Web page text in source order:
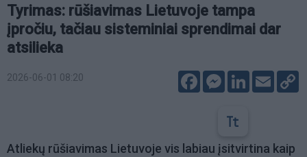
Tyrimas: rūšiavimas Lietuvoje tampa
įpročiu, tačiau sisteminiai sprendimai dar
atsilieka
2026-06-01 08:20 FacebookMessenger
LinkedIn
Email
Atliekų rūšiavimas Lietuvoje vis labiau įsitvirtina kaip